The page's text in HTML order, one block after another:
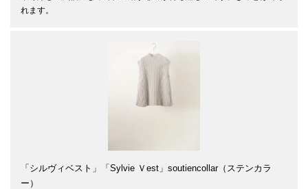
れます。
「シルヴィベスト」「Sylvie Ｖest」soutiencollar（ステンカラ
ー）